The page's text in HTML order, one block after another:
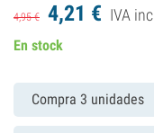
4,95€ 4,21 € IVA
En stock
Compra 3 unidades